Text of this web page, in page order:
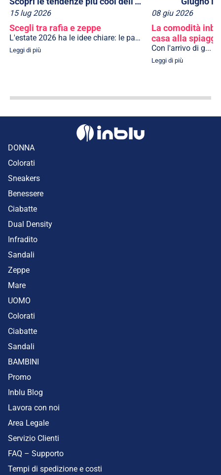
15 lug 2026
Scegli tra rafia e zeppe
L'estate 2026 ha le idee chiare: le passerel...
Leggi di più
08 giu 2026
La comodità
casa alla
Con l'arrivo di g...
Leggi di più
DONNA
Colorati
Sneakers
Benessere
Ciabatte
Dual Density
Infradito
Sandali
Zeppe
Mare
UOMO
Colorati
Ciabatte
Sandali
BAMBINI
Promo
Inblu Blog
Lavora con noi
Area Legale
Servizio Clienti
FAQ – Supporto
Tempi di spedizione e costi